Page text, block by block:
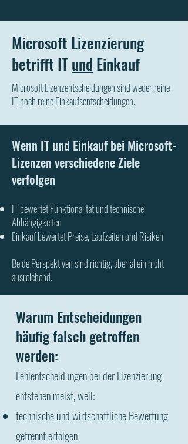
Microsoft Lizenzierung
betrifft ITund Einkauf
Microsoft Lizenzentscheidungen sind weder reine
IT noch reine Einkaufsentscheidungen.
Wenn IT und Einkauf bei Microsoft-
Lizenzen verschiedene Ziele
verfolgen
IT bewertet Funktionalität und technische
Abhängigkeiten
Einkauf bewertet Preise, Laufzeiten und Risiken
Beide Perspektiven sind richtig, aber allein nicht
ausreichend.
Warum Entscheidungen
häufig falsch getroffen
werden:
Fehlentscheidungen bei der Lizenzierung
entstehen meist, weil:
technische und wirtschaftliche Bewertung
getrennt erfolgen